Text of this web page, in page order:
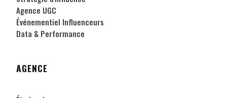
Agence UGC
Événementiel Influenceurs
Data & Performance
AGENCE